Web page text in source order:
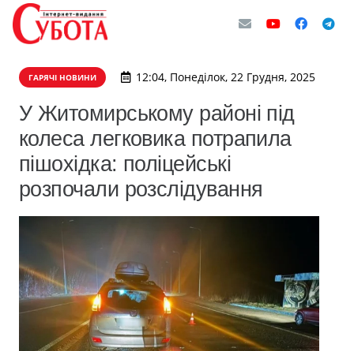
ГАРЯЧІ НОВИНИ 12:04, Понеділок, 22 Грудня, 2025
У Житомирському районі під
колеса легковика потрапила
пішохідка: поліцейські
розпочали розслідування